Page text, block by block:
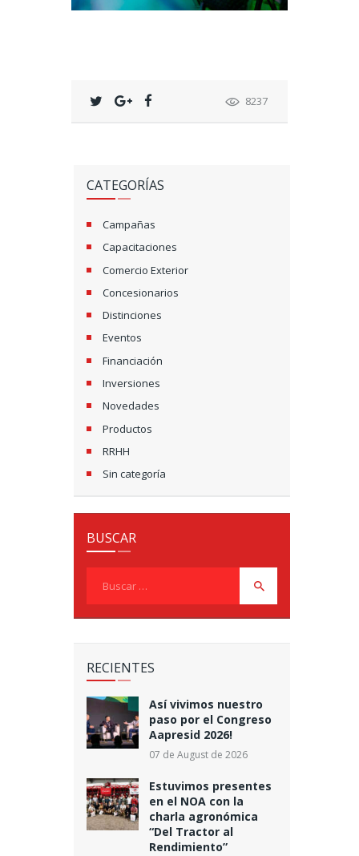
8237
CATEGORÍAS
Campañas
Capacitaciones
Comercio Exterior
Concesionarios
Distinciones
Eventos
Financiación
Inversiones
Novedades
Productos
RRHH
Sin categoría
BUSCAR
RECIENTES
Así vivimos nuestro
paso por el Congreso
Aapresid 2026!
07 de August de 2026
Estuvimos presentes
en el NOA con la
charla agronómica
“Del Tractor al
Rendimiento”